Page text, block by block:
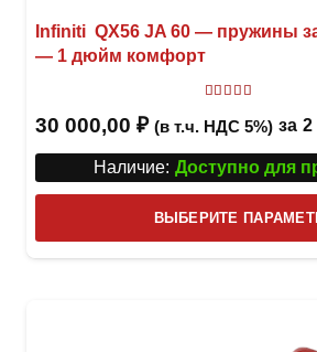
Infiniti QX56 JA 60 — пружины
— 1 дюйм комфорт
30 000,00 ₽ (в т.ч. НДС 5%) за 2
Наличие: Доступно для
ВЫБЕРИТЕ